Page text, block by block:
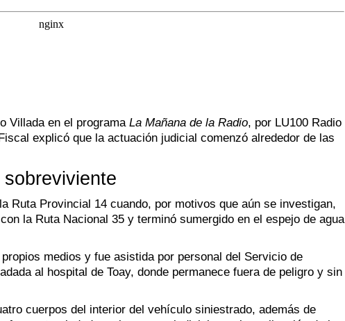
Villada en el programa La Mañana de la Radio, por LU100 Radio
explicó que la actuación judicial comenzó alrededor de las
Ruta Provincial 14 cuando, por motivos que aún se investigan,
la Ruta Nacional 35 y terminó sumergido en el espejo de agua
medios y fue asistida por personal del Servicio de
al hospital de Toay, donde permanece fuera de peligro y sin
cuerpos del interior del vehículo siniestrado, además de